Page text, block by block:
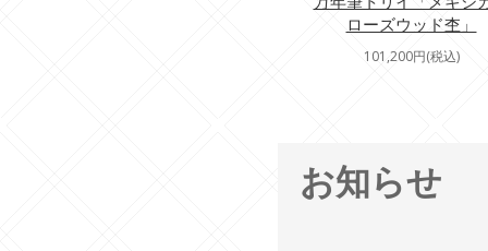
ローズウッド杢」
101,200円(税込)
お知らせ